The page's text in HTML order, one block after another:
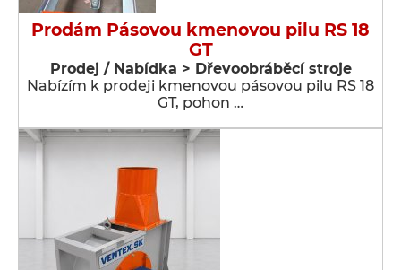
Prodám Pásovou kmenovou pilu RS 18
GT
Prodej / Nabídka > Dřevoobráběcí stroje
Nabízím k prodeji kmenovou pásovou pilu RS 18
GT, pohon …